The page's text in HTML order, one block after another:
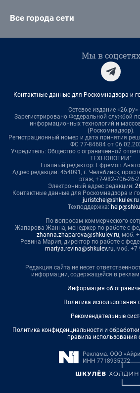
Все города сети
Мы в соцсетях
Контактные данные для Роскомнадзора и
Сетевое издание «26.ру»
Зарегистрировано Федеральной службой
информационных технологий и
(Роскомнадзор).
Регистрационный номер и дата принятия
ФС 77-84684 от
Учредитель: Общество с ограниченной
ТЕХНОЛОГИИ"
Главный редактор: Ефремов
Адрес редакции: 454091, г. Челябинск,
этаж, +7-982-706-26-
Электронный адрес редакции:
Контактные данные для Роскомнадзора и
juristchel@shkulev.ru
Техподдержка:
По вопросам коммерческого
Жапарова Жанна, менеджер по работе с
zhanna.zhaparova@shkulev.ru, моб.
Ревина Мария, директор по работе с
mariya.revina@shkulev.ru, моб. +7
Редакция сайта не несет
информации, содержащейся в
Информация об
Политика использования
Рекомендательные
Политика конфиденциальности и
правила использования